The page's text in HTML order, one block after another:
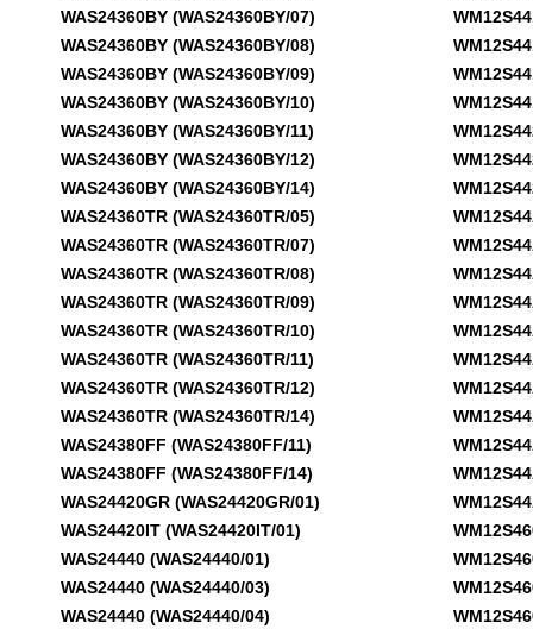
WAS24360BY (WAS24360BY/07)
WAS24360BY (WAS24360BY/08)
WAS24360BY (WAS24360BY/09)
WAS24360BY (WAS24360BY/10)
WAS24360BY (WAS24360BY/11)
WAS24360BY (WAS24360BY/12)
WAS24360BY (WAS24360BY/14)
WAS24360TR (WAS24360TR/05)
WAS24360TR (WAS24360TR/07)
WAS24360TR (WAS24360TR/08)
WAS24360TR (WAS24360TR/09)
WAS24360TR (WAS24360TR/10)
WAS24360TR (WAS24360TR/11)
WAS24360TR (WAS24360TR/12)
WAS24360TR (WAS24360TR/14)
WAS24380FF (WAS24380FF/11)
WAS24380FF (WAS24380FF/14)
WAS24420GR (WAS24420GR/01)
WAS24420IT (WAS24420IT/01)
WAS24440 (WAS24440/01)
WAS24440 (WAS24440/03)
WAS24440 (WAS24440/04)